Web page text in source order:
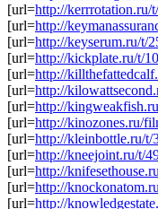
[url=http://kerrrotation.ru/
[url=http://
[url=http://keyserum.ru/t/
[url=http://kickplate.ru/t/
[url=http://
[url=http://
[url=http://
[url=http://kinozones.ru/
[url=http://kleinbottle.ru/t/
[url=http://kneejoint.ru/t/
[url=http://
[url=http://
[url=http://